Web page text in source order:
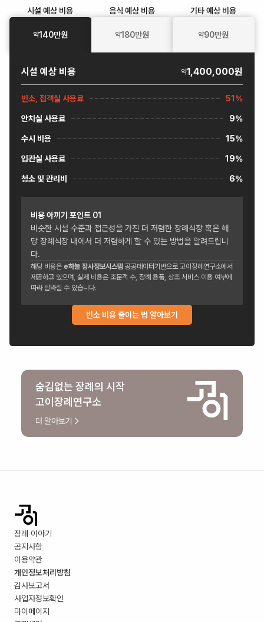
시설 예상 비용
약140만원
음식 예상 비용
약180만원
기타예상 비용
약90만원
시설 예상 비용 약1,400,000원
빈소, 접객실 사용료 51%
안치실 사용료 9%
수시 비용 15%
입관실 사용료 19%
청소 및 관리비 6%
비용 아끼기 포인트 01
비슷한 시설 수준과 접근성을 가진 더 저렴한 장례식장 혹은 해
당 장례식장 내에서 더 저렴하게 할 수 있는 방법을 알려드립니
다.
해당 비용은 e하늘 장사정보시스템 공공데이터기반으로 고이장례연구소에서
제공하고 있으며, 실제 비용은 조문객 수, 장례 용품, 상조 서비스 이용 여부에
따라 달라질 수 있습니다.
빈소 비용 줄이는 법 알아보기
숨김없는 장례의 시작
고이장례연구소
더 알아보기
장례 이야기
공지사항
이용약관
개인정보처리방침
감사보고서
사업자정보확인
마이페이지